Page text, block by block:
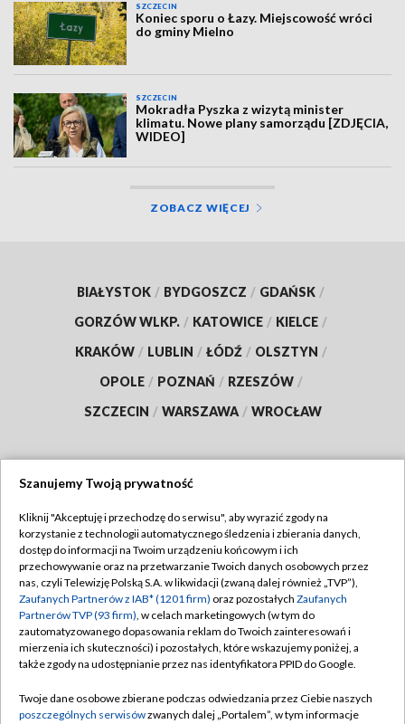
SZCZECIN
Koniec sporu o Łazy. Miejscowość wróci
do gminy Mielno
SZCZECIN
Mokradła Pyszka z wizytą minister
klimatu. Nowe plany samorządu [ZDJĘCIA,
WIDEO]
ZOBACZ WIĘCEJ
BIAŁYSTOK / BYDGOSZCZ / GDAŃSK /
GORZÓW WLKP. / KATOWICE / KIELCE /
KRAKÓW / LUBLIN / ŁÓDŹ / OLSZTYN /
OPOLE / POZNAŃ / RZESZÓW /
SZCZECIN / WARSZAWA / WROCŁAW
TVP
Abonament TVP
Emisja w TVP
Centrum informacji TVP
Naziemna Telewizja Cyfrowa
Rada Programowa
Regulamin TVP
Polityka prywatności
Moje zgody
Pomoc
Kontakt
Szanujemy Twoją prywatność
Kliknij "Akceptuję i przechodzę do serwisu", aby wyrazić zgody na
korzystanie z technologii automatycznego śledzenia i zbierania danych,
dostęp do informacji na Twoim urządzeniu końcowym i ich
przechowywanie oraz na przetwarzanie Twoich danych osobowych przez
nas, czyli Telewizję Polską S.A. w likwidacji (zwaną dalej również „TVP”),
Zaufanych Partnerów z IAB* (1201 firm) oraz pozostałych Zaufanych
Partnerów TVP (93 firm), w celach marketingowych (w tym do
zautomatyzowanego dopasowania reklam do Twoich zainteresowań i
mierzenia ich skuteczności) i pozostałych, które wskazujemy poniżej, a
także zgody na udostępnianie przez nas identyfikatora PPID do Google.
Twoje dane osobowe zbierane podczas odwiedzania przez Ciebie naszych
poszczególnych serwisówzwanych dalej „Portalem”, w tym informacje